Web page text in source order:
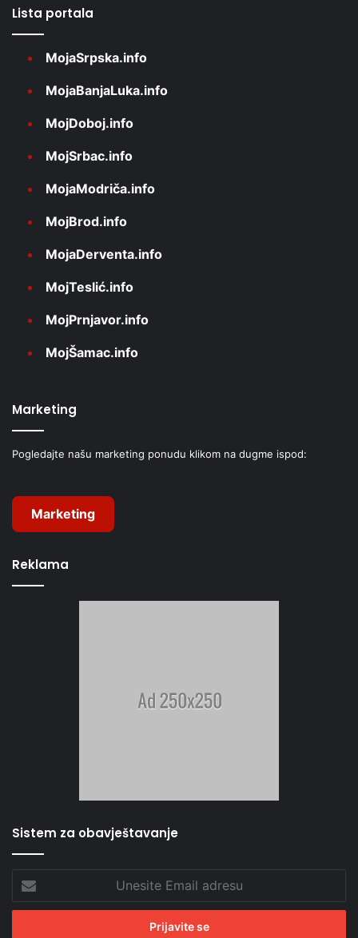
Lista portala
MojaSrpska.info
MojaBanjaLuka.info
MojDoboj.info
MojSrbac.info
MojaModriča.info
MojBrod.info
MojaDerventa.info
MojTeslić.info
MojPrnjavor.info
MojŠamac.info
Marketing
Pogledajte našu marketing ponudu klikom na dugme ispod:
Marketing
Reklama
Sistem za obavještavanje
Email
adresu